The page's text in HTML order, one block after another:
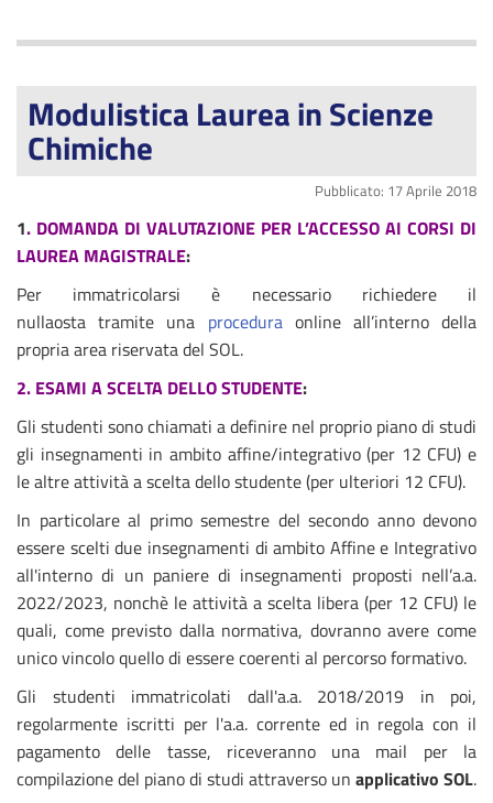
Modulistica Laurea in Scienze
Chimiche
Pubblicato: 17 Aprile 2018
1. DOMANDA DI VALUTAZIONE PER L’ACCESSO AI CORSI DI
LAUREA MAGISTRALE:
Per immatricolarsi è necessario richiedere il
nullaosta tramite una proceduraonline all’interno della
propria area riservata del SOL.
2. ESAMI A SCELTA DELLO STUDENTE:
Gli studenti sono chiamati a definire nel proprio piano di studi
gli insegnamenti in ambito affine/integrativo (per 12 CFU) e
le altre attività a scelta dello studente (per ulteriori 12 CFU).
In particolare al primo semestre del secondo anno devono
essere scelti due insegnamenti di ambito Affine e Integrativo
all'interno di un paniere di insegnamenti proposti nell’a.a.
2022/2023, nonchè le attività a scelta libera (per 12 CFU) le
quali, come previsto dalla normativa, dovranno avere come
unico vincolo quello di essere coerenti al percorso formativo.
Gli studenti immatricolati dall'a.a. 2018/2019 in poi,
regolarmente iscritti per l'a.a. corrente ed in regola con il
pagamento delle tasse, riceveranno una mail per la
compilazione del piano di studi attraverso un applicativo SOL.